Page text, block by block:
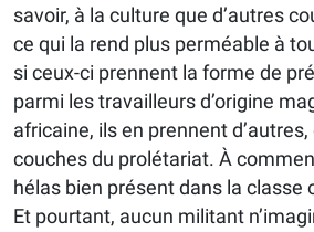
savoir, à la culture que d’autres
ce qui la rend plus perméable à
si ceux-ci prennent la forme de
parmi les travailleurs d’origine
africaine, ils en prennent d’autres,
couches du prolétariat. À
hélas bien présent dans la classe
Et pourtant, aucun militant